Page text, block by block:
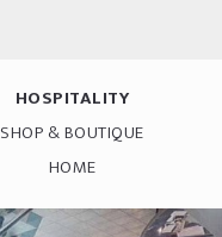
HOSPITALITY
SHOP & BOUTIQUE
HOME